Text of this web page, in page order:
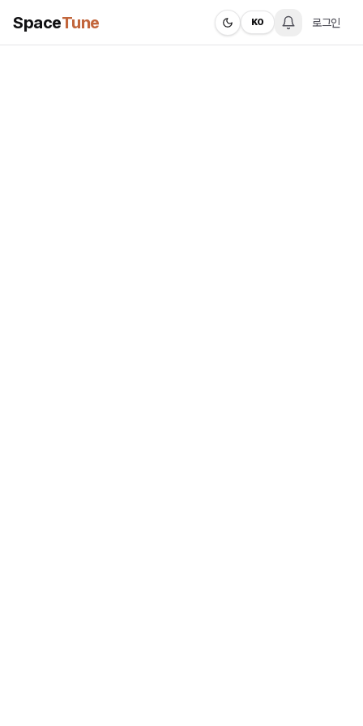
SpaceTune KO 로그인